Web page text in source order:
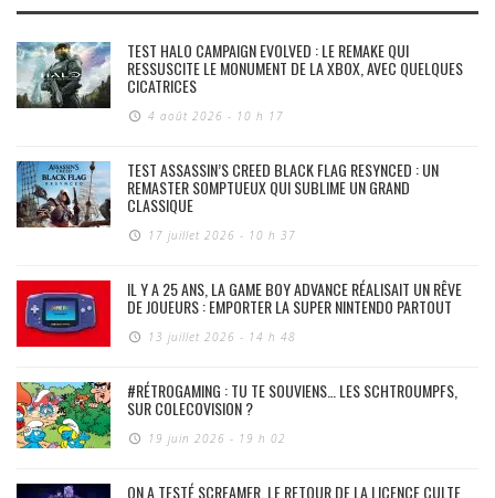
TEST HALO CAMPAIGN EVOLVED : LE REMAKE QUI
RESSUSCITE LE MONUMENT DE LA XBOX, AVEC QUELQUES
CICATRICES
4 août 2026 - 10 h 17
TEST ASSASSIN’S CREED BLACK FLAG RESYNCED : UN
REMASTER SOMPTUEUX QUI SUBLIME UN GRAND
CLASSIQUE
17 juillet 2026 - 10 h 37
IL Y A 25 ANS, LA GAME BOY ADVANCE RÉALISAIT UN RÊVE
DE JOUEURS : EMPORTER LA SUPER NINTENDO PARTOUT
13 juillet 2026 - 14 h 48
#RÉTROGAMING : TU TE SOUVIENS… LES SCHTROUMPFS,
SUR COLECOVISION ?
19 juin 2026 - 19 h 02
ON A TESTÉ SCREAMER, LE RETOUR DE LA LICENCE CULTE